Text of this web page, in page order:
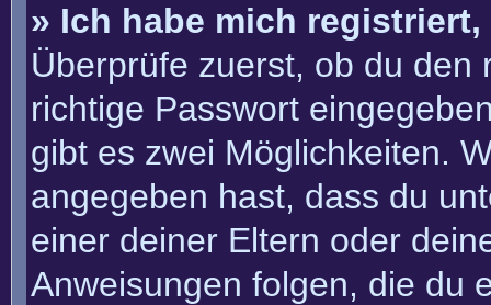
» Ich habe mich
Überprüfe zuerst, ob du den
richtige Passwort
gibt es zwei Möglichkeiten.
angegeben hast, dass du
einer deiner Eltern oder
Anweisungen folgen, die du